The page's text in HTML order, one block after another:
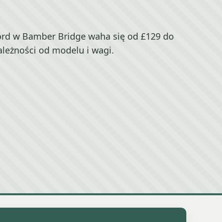
w Bamber Bridge waha się od £129 do
od modelu i wagi.